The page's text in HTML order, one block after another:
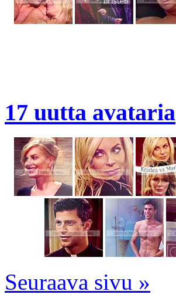
17 uutta avataria
Seuraava sivu »